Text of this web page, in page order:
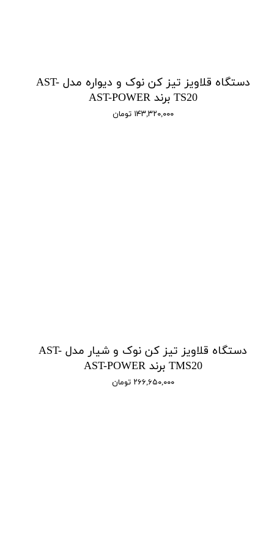
دستگاه قلاویز تیز کن نوک و دیواره مدل AST-
TS20 برند AST-POWER
۱۴۳,۳۲۰,۰۰۰ تومان
دستگاه قلاویز تیز کن نوک و شیار مدل AST-
TMS20 برند AST-POWER
۲۶۶,۶۵۰,۰۰۰ تومان